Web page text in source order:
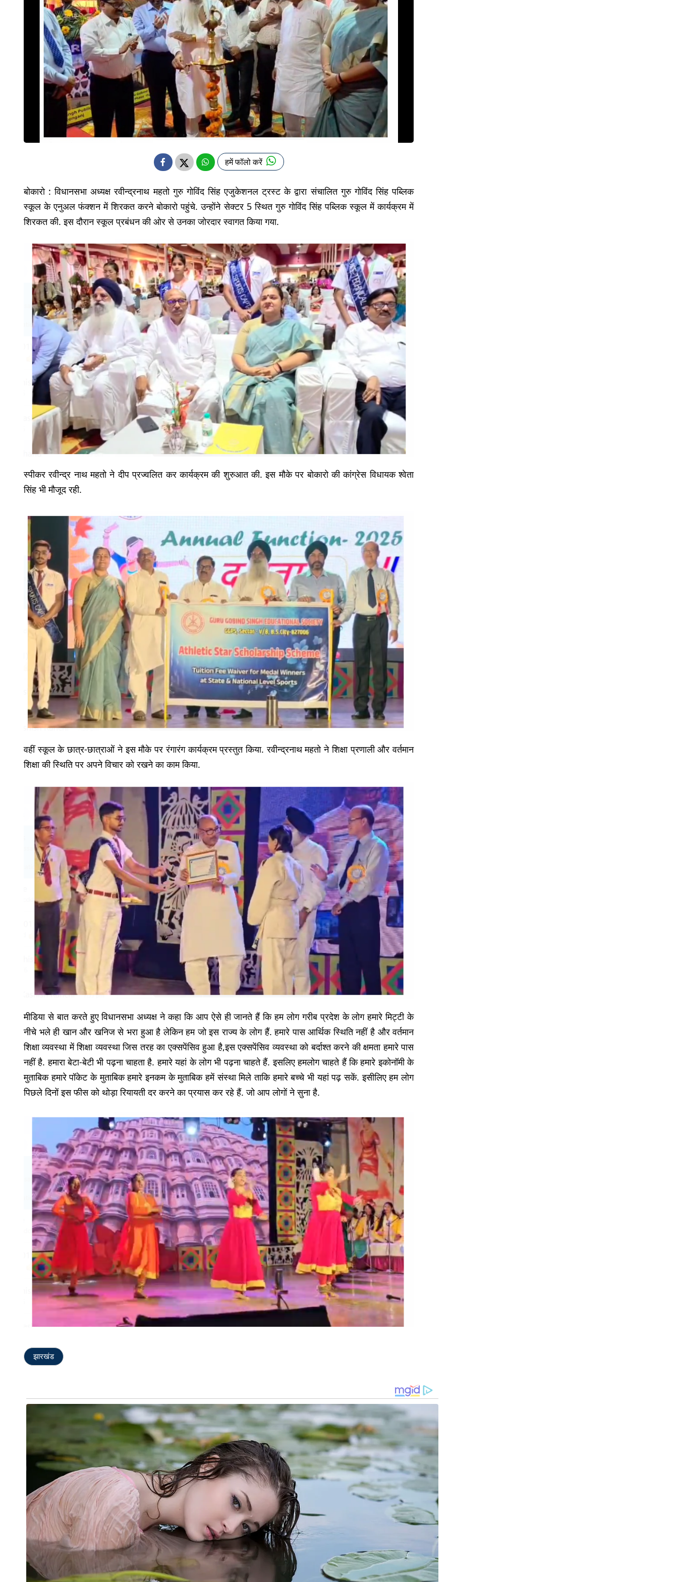
हमें फॉलो करें
बोकारो : विधानसभा अध्यक्ष रवीन्द्रनाथ महतो गुरु गोविंद सिंह एजुकेशनल ट्रस्ट के द्वारा संचालित गुरु गोविंद सिंह पब्लिक
स्कूल के एनुअल फंक्शन में शिरकत करने बोकारो पहुंचे. उन्होंने सेक्टर 5 स्थित गुरु गोविंद सिंह पब्लिक स्कूल में कार्यक्रम में
शिरकत की. इस दौरान स्कूल प्रबंधन की ओर से उनका जोरदार स्वागत किया गया.
स्पीकर रवीन्द्र नाथ महतो ने दीप प्रज्वलित कर कार्यक्रम की शुरुआत की. इस मौके पर बोकारो की कांग्रेस विधायक श्वेता
सिंह भी मौजूद रही.
वहीं स्कूल के छात्र-छात्राओं ने इस मौके पर रंगारंग कार्यक्रम प्रस्तुत किया. रवीन्द्रनाथ महतो ने शिक्षा प्रणाली और वर्तमान
शिक्षा की स्थिति पर अपने विचार को रखने का काम किया.
मीडिया से बात करते हुए विधानसभा अध्यक्ष ने कहा कि आप ऐसे ही जानते हैं कि हम लोग गरीब प्रदेश के लोग हमारे मिट्टी के
नीचे भले ही खान और खनिज से भरा हुआ है लेकिन हम जो इस राज्य के लोग हैं. हमारे पास आर्थिक स्थिति नहीं है और वर्तमान
शिक्षा व्यवस्था में शिक्षा व्यवस्था जिस तरह का एक्सपेंसिव हुआ है,इस एक्सपेंसिव व्यवस्था को बर्दाश्त करने की क्षमता हमारे पास
नहीं है. हमारा बेटा-बेटी भी पढ़ना चाहता है. हमारे यहां के लोग भी पढ़ना चाहते हैं. इसलिए हमलोग चाहते हैं कि हमारे इकोनॉमी के
मुताबिक हमारे पॉकेट के मुताबिक हमारे इनकम के मुताबिक हमें संस्था मिले ताकि हमारे बच्चे भी यहां पढ़ सकें. इसीलिए हम लोग
पिछले दिनों इस फीस को थोड़ा रियायती दर करने का प्रयास कर रहे हैं. जो आप लोगों ने सुना है.
झारखंड